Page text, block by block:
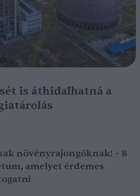
is áthidalhatná a
növényrajongóknak! – 8
amelyet érdemes